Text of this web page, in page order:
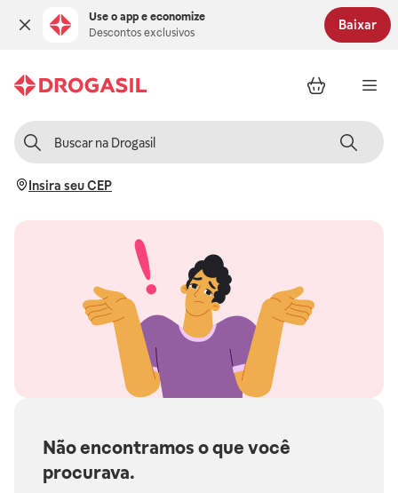
Use o app e economize
Descontos exclusivos
Baixar
Insira seu CEP
Não encontramos o que você
procurava.